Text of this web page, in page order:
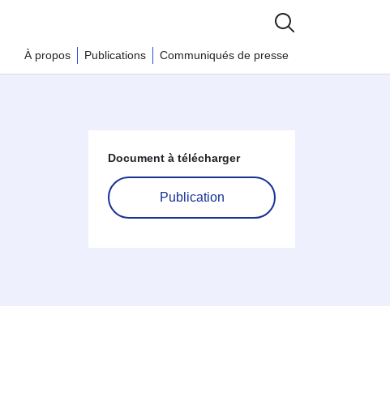
À propos Publications Communiqués de presse
Document à télécharger
Publication